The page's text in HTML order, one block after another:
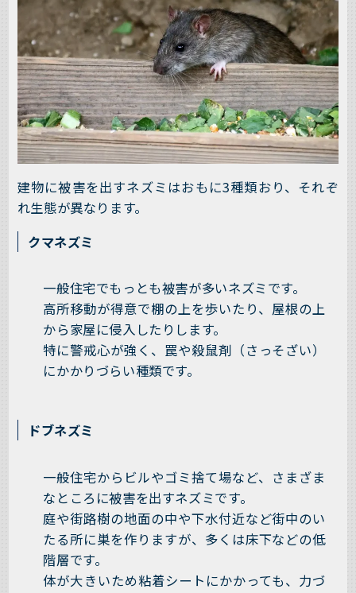
建物に被害を出すネズミはおもに3種類おり、それぞ
れ生態が異なります。
クマネズミ
一般住宅でもっとも被害が多いネズミです。
高所移動が得意で棚の上を歩いたり、屋根の上
から家屋に侵入したりします。
特に警戒心が強く、罠や殺鼠剤（さっそざい）
にかかりづらい種類です。
ドブネズミ
一般住宅からビルやゴミ捨て場など、さまざま
なところに被害を出すネズミです。
庭や街路樹の地面の中や下水付近など街中のい
たる所に巣を作りますが、多くは床下などの低
階層です。
体が大きいため粘着シートにかかっても、力づ